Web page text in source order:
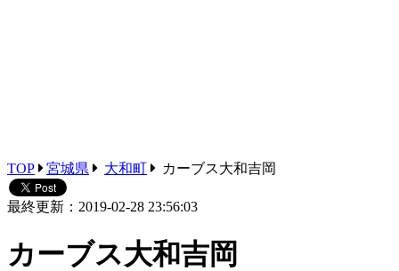
TOP 宮城県 大和町 カーブス大和吉岡
最終更新：2019-02-28 23:56:03
カーブス大和吉岡